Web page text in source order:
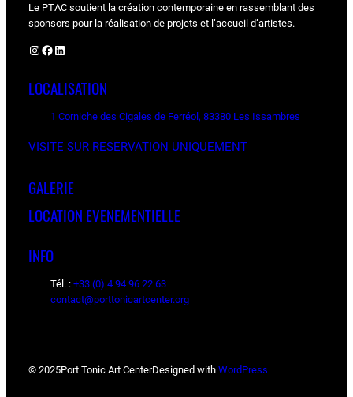
Le PTAC soutient la création contemporaine en rassemblant des
sponsors pour la réalisation de projets et l’accueil d’artistes.
Instagram Facebook LinkedIn
LOCALISATION
1 Corniche des Cigales de Ferréol, 83380 Les Issambres
VISITE SUR RESERVATION UNIQUEMENT
GALERIE
LOCATION EVENEMENTIELLE
INFO
Tél. : +33 (0) 4 94 96 22 63
contact@porttonicartcenter.org
© 2025Port Tonic Art CenterDesigned with WordPress